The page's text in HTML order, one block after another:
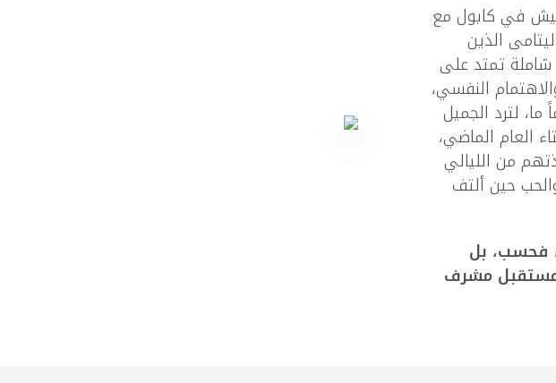
في كابول مع
الذين
تمتد على
النفسي،
لترد الجميل
العام الماضي،
من الليالي
حين ألتف
فحسب، بل
مستقبل مشرف